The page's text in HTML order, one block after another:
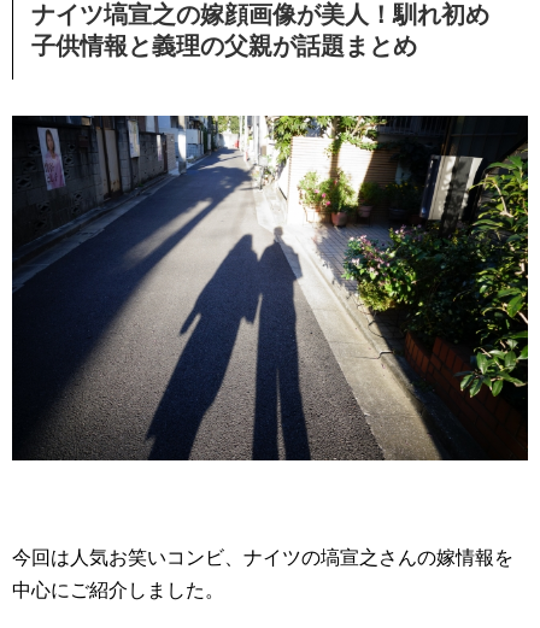
ナイツ塙宣之の嫁顔画像が美人！馴れ初め
子供情報と義理の父親が話題まとめ
今回は人気お笑いコンビ、ナイツの塙宣之さんの嫁情報を
中心にご紹介しました。